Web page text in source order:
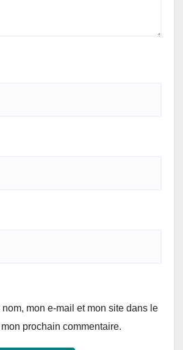
nom, mon e-mail et mon site dans le
prochain commentaire.